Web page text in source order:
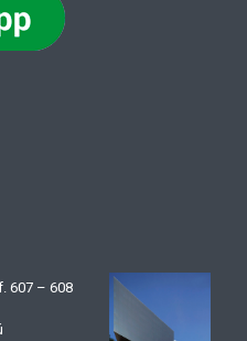
607 – 608